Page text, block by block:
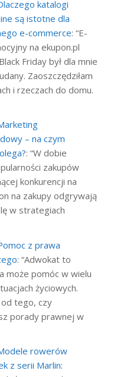
katalogi
są istotne dla
e-commerce: “E-
na ekupon.pl
Friday był dla mnie
Zaoszczędziłam
i rzeczach do domu.
– na czym
: “W dobie
zakupów
konkurencji na
na zakupy odgrywają
w strategiach
z prawa
: “Adwokat to
może pomóc w wielu
życiowych.
tego, czy
porady prawnej w
rowerów
z serii Marlin: